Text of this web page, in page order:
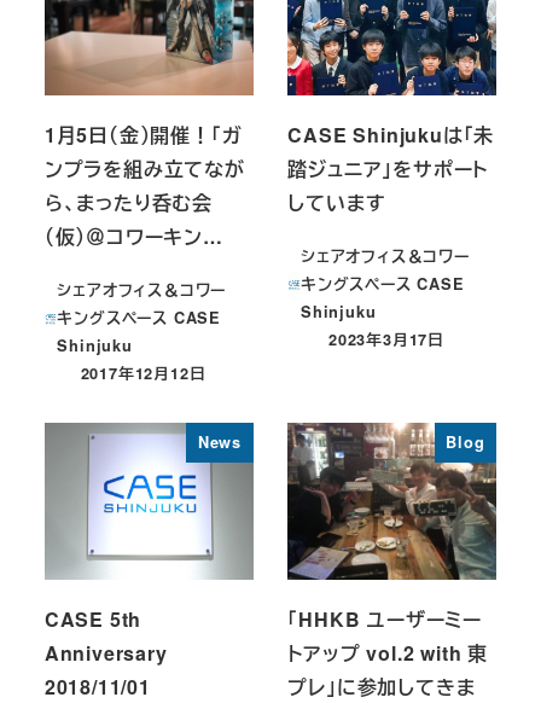
1月5日（金）開催！「ガ
ンプラを組み立てなが
ら、まったり呑む会
（仮）＠コワーキン…
シェアオフィス＆コワー
キングスペース CASE
Shinjuku
投稿日
2017年12月12日
CASE Shinjukuは「未
踏ジュニア」をサポート
しています
シェアオフィス＆コワー
キングスペース CASE
Shinjuku
投稿日
2023年3月17日
News
CASE 5th
Anniversary
2018/11/01
Blog
「HHKB ユーザーミー
トアップ vol.2 with 東
プレ」に参加してきま